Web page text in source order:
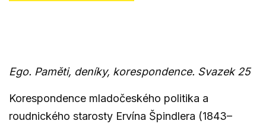
Ego. Paměti, deníky, korespondence. Svazek 25
Korespondence mladočeského politika a
roudnického starosty Ervína Špindlera (1843–